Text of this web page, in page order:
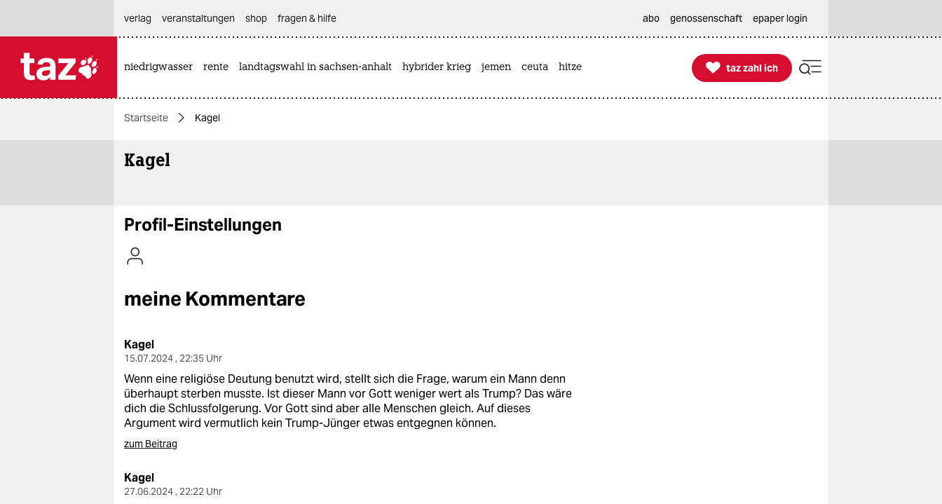
themen
politik
gesellschaft
kultur
nord
wahrheit
verlag
verlag
shop
verlag
veranstaltungen shop fragen & hilfe abo genossenschaft epaper login
niedrigwasser rente landtagswahl in sachsen-anhalt hybrider krieg jemen ceuta hitze 
taz zahl ich
taz zahl ich
Startseite Kagel
Kagel
Profil-Einstellungen
meine Kommentare
Kagel
15.07.2024 , 22:35 Uhr
Wenn eine religiöse Deutung benutzt wird, stellt sich die Frage, warum ein Mann denn
überhaupt sterben musste. Ist dieser Mann vor Gott weniger wert als Trump? Das wäre
dich die Schlussfolgerung. Vor Gott sind aber alle Menschen gleich. Auf dieses
Argument wird vermutlich kein Trump-Jünger etwas entgegnen können.
zum Beitrag
Kagel
27.06.2024 , 22:22 Uhr